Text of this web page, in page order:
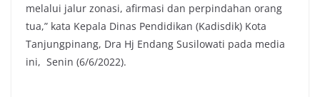
melalui jalur zonasi, afirmasi dan perpindahan orang
tua,” kata Kepala Dinas Pendidikan (Kadisdik) Kota
Tanjungpinang, Dra Hj Endang Susilowati pada media
ini, Senin (6/6/2022).